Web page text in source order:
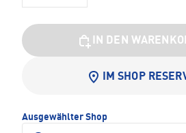
IN DEN
IM SHOP
Ausgewählter Shop